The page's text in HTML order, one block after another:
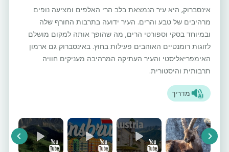
אינסברוק, היא עיר הנמצאת בלב הרי האלפים ומציעה נופים
מרהיבים של טבע והרים. העיר ידועה בתרבות החורף שלה
ובמיוחד בסקי וספורטי הרים, מה שהופך אותה למקום מושלם
לזוגות רומנטיים האוהבים פעילות בחוץ. באינסברוק גם ארמון
האימפריאליסטי והעיר העתיקה המרהיבה מעניקים חוויה
תרבותית והיסטורית.
מדריך
Next